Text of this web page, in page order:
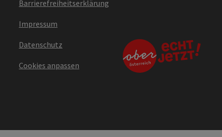
Barrierefreiheitserklärung
Impressum
Datenschutz
Cookies anpassen